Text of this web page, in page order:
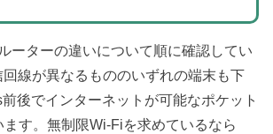
ーターの違いについて順に確認してい
線が異なるもののいずれの端末も下
後でインターネットが可能なポケット
す。無制限Wi-Fiを求めているなら